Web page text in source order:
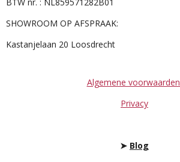
SHOWROOM OP AFSPRAAK:
Kastanjelaan 20 Loosdrecht
Algemene voorwaarden
Privacy
➤ Blog